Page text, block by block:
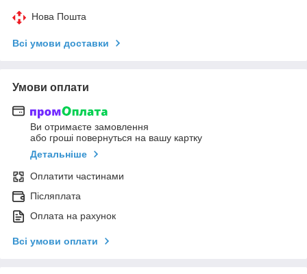
Нова Пошта
Всі умови доставки
Умови оплати
Ви отримаєте замовлення
або гроші повернуться на вашу картку
Детальніше
Оплатити частинами
Післяплата
Оплата на рахунок
Всі умови оплати